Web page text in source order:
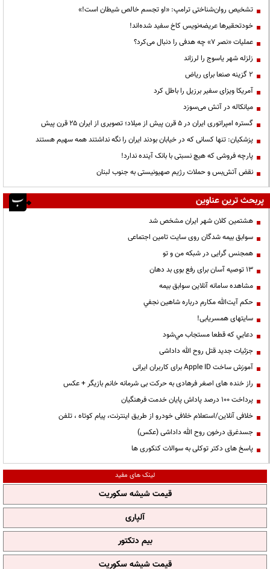
تشخیص روان‌شناختی ترامپ: «او تجسم خالص شیطان است!»
خودتحقیرها عریضه‌نویس کاخ سفید شده‌اند!
عملیات «نصر ۷» چه هدفی را دنبال می‌کرد؟
زلزله شهر یاسوج را لرزاند
۲ گزینه صنعا برای ریاض
آمریکا ویزای سفیر برزیل را باطل کرد
میانکاله در آتش می‌سوزد
گستره امپراتوری ایران در ۵ قرن پیش از میلاد؛ تصویری از ایران ۲۵ قرن پیش
پزشکیان: تنها کسانی که در خیابان بودند ایران را نگه نداشتند همه سهیم هستند
پارچه فروشی که هیچ نسبتی با بانک آینده ندارد!
نقض آتش‌بس و حملات رژیم صهیونیستی به جنوب لبنان
پربحث ترین عناوین
هشتمین کلان شهر ایران مشخص شد
سوابق بیمه شدگان روی سایت تامین اجتماعی
همجنس گرایی در شبکه من و تو
13 توصیه آسان برای رفع بوی بد دهان
مشاهده سامانه آنلاين سوابق بیمه
حكم آيت‌الله مكارم درباره شاهين نجفي
سایتهای همسریابی!
دعايي كه قطعا مستجاب مي‌شود
جزئیات جدید قتل روح الله داداشی
آموزش ساخت Apple ID برای کاربران ایرانی
راز خنده های اصغر فرهادی به حرکت بی شرمانه خانم بازیگر + عکس
پرداخت ۱۰۰ درصد پاداش پایان خدمت فرهنگیان
خلافی آنلاین/استعلام خلافی خودرو از طریق اینترنت، پیام کوتاه ، تلفن
جسدغرق درخون روح الله داداشی (عکس)
پاسخ های دکتر توکلی به سوالات کنکوری ها
لینک های مفید
قیمت شیشه سکوریت
آلپاری
بیم دتکتور
قیمت شیشه سکوریت